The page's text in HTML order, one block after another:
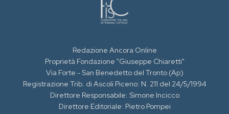
Redazione Ancora Online
Proprietà Fondazione "Giuseppe Chiaretti"
Via Forte - San Benedetto del Tronto (Ap)
Registrazione Trib. di Ascoli Piceno: N. 211 del 24/5/1994
Direttore Responsabile: Simone Incicco
Direttore Editoriale: Pietro Pompei